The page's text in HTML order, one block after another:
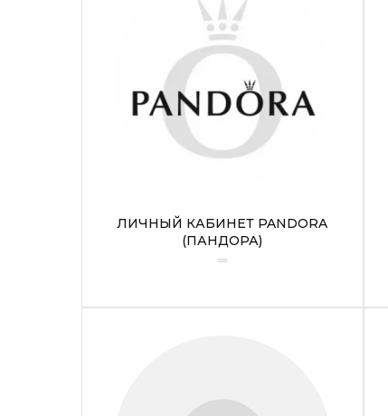
ЛИЧНЫЙ КАБИНЕТ PANDORA
(ПАНДОРА)